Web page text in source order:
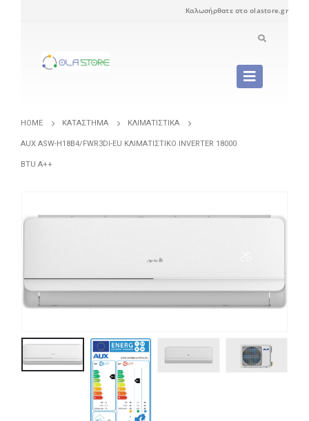
Καλωσήρθατε στο olastore.gr
HOME ΚΑΤΆΣΤΗΜΑ ΚΛΙΜΑΤΙΣΤΙΚΆ
AUX ASW-H18B4/FWR3DI-EU ΚΛΙΜΑΤΙΣΤΙΚΌ INVERTER 18000
BTU A++